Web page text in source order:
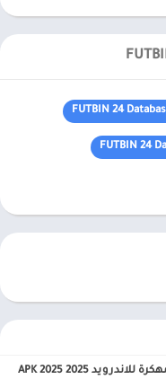
FUTBIN 24
FUTBIN 24
تنزيل لعبه Farm Heroes Saga مهكرة للاندرويد APK 2025 2025